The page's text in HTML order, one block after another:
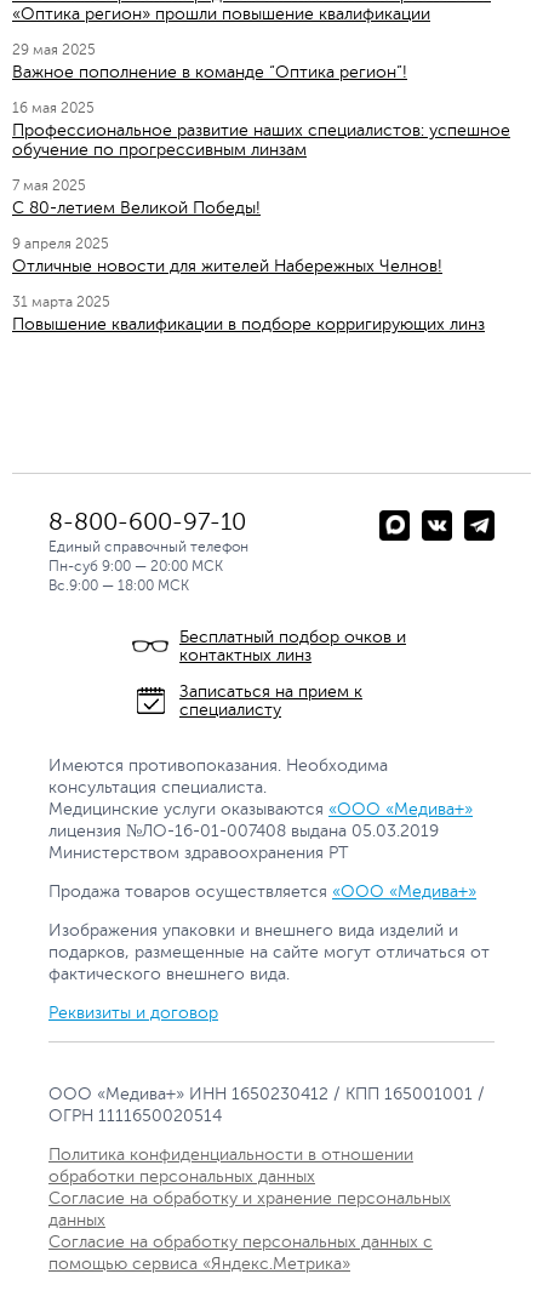
«Оптика регион» прошли повышение квалификации
29 мая 2025
Важное пополнение в команде “Оптика регион”!
16 мая 2025
Профессиональное развитие наших специалистов: успешное
обучение по прогрессивным линзам
7 мая 2025
C 80-летием Великой Победы!
9 апреля 2025
Отличные новости для жителей Набережных Челнов!
31 марта 2025
Повышение квалификации в подборе корригирующих линз
8-800-600-97-10
Единый справочный телефон
Пн-суб 9:00 — 20:00 МСК
Вс.9:00 — 18:00 МСК
Бесплатный подбор очков и
контактных линз
Записаться на прием к
специалисту
Имеются противопоказания. Необходима
консультация специалиста.
Медицинские услуги оказываются «ООО «Медива+»
лицензия №ЛО-16-01-007408 выдана 05.03.2019
Министерством здравоохранения РТ
Продажа товаров осуществляется «ООО «Медива+»
Изображения упаковки и внешнего вида изделий и
подарков, размещенные на сайте могут отличаться от
фактического внешнего вида.
Реквизиты и договор
ООО «Медива+» ИНН 1650230412 / КПП 165001001 /
ОГРН 1111650020514
Политика конфиденциальности в отношении
обработки персональных данных
Согласие на обработку и хранение персональных
данных
Согласие на обработку персональных данных с
помощью сервиса «Яндекс.Метрика»